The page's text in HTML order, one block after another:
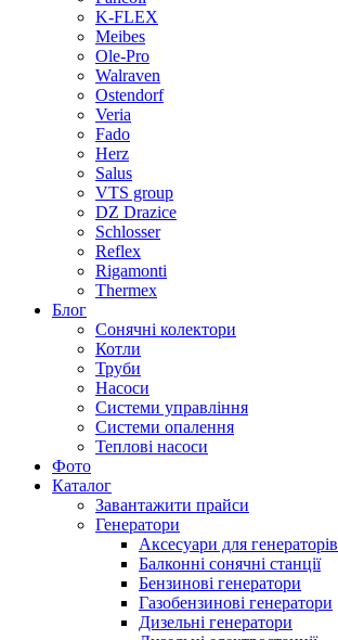
K-FLEX
Meibes
Ole-Pro
Walraven
Ostendorf
Veria
Fado
Herz
Salus
VTS group
DZ Drazice
Schlosser
Reflex
Rigamonti
Thermex
Блог
Сонячні колектори
Котли
Труби
Насоси
Системи управління
Системи опалення
Теплові насоси
Фото
Каталог
Завантажити прайси
Генератори
Аксесуари для генераторів
Балконні сонячні станції
Бензинові генератори
Газобензинові генератори
Дизельні генератори